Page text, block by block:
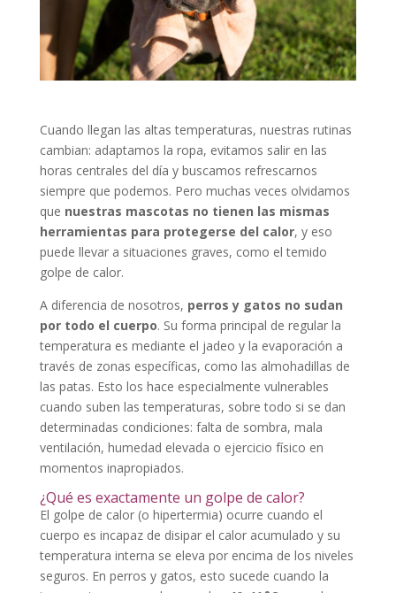
Cuando llegan las altas temperaturas, nuestras rutinas
cambian: adaptamos la ropa, evitamos salir en las
horas centrales del día y buscamos refrescarnos
siempre que podemos. Pero muchas veces olvidamos
que nuestras mascotas no tienen las mismas
herramientas para protegerse del calor, y eso
puede llevar a situaciones graves, como el temido
golpe de calor.
A diferencia de nosotros, perros y gatos no sudan
por todo el cuerpo. Su forma principal de regular la
temperatura es mediante el jadeo y la evaporación a
través de zonas específicas, como las almohadillas de
las patas. Esto los hace especialmente vulnerables
cuando suben las temperaturas, sobre todo si se dan
determinadas condiciones: falta de sombra, mala
ventilación, humedad elevada o ejercicio físico en
momentos inapropiados.
¿Qué es exactamente un golpe de calor?
El golpe de calor (o hipertermia) ocurre cuando el
cuerpo es incapaz de disipar el calor acumulado y su
temperatura interna se eleva por encima de los niveles
seguros. En perros y gatos, esto sucede cuando la